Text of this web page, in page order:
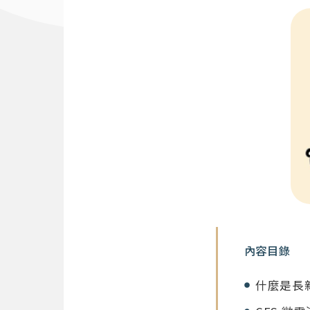
內容目錄
什麼是長